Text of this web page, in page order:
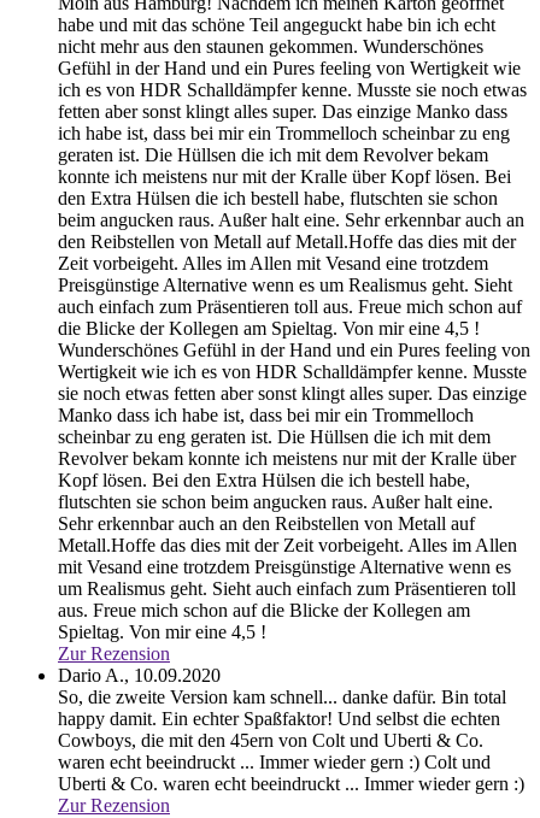
habe und mit das schöne Teil angeguckt habe bin ich echt
nicht mehr aus den staunen gekommen. Wunderschönes
Gefühl in der Hand und ein Pures feeling von Wertigkeit wie
ich es von HDR Schalldämpfer kenne. Musste sie noch etwas
fetten aber sonst klingt alles super. Das einzige Manko dass
ich habe ist, dass bei mir ein Trommelloch scheinbar zu eng
geraten ist. Die Hüllsen die ich mit dem Revolver bekam
konnte ich meistens nur mit der Kralle über Kopf lösen. Bei
den Extra Hülsen die ich bestell habe, flutschten sie schon
beim angucken raus. Außer halt eine. Sehr erkennbar auch an
den Reibstellen von Metall auf Metall.Hoffe das dies mit der
Zeit vorbeigeht. Alles im Allen mit Vesand eine trotzdem
Preisgünstige Alternative wenn es um Realismus geht. Sieht
auch einfach zum Präsentieren toll aus. Freue mich schon auf
die Blicke der Kollegen am Spieltag. Von mir eine 4,5 !
Wunderschönes Gefühl in der Hand und ein Pures feeling von
Wertigkeit wie ich es von HDR Schalldämpfer kenne. Musste
sie noch etwas fetten aber sonst klingt alles super. Das einzige
Manko dass ich habe ist, dass bei mir ein Trommelloch
scheinbar zu eng geraten ist. Die Hüllsen die ich mit dem
Revolver bekam konnte ich meistens nur mit der Kralle über
Kopf lösen. Bei den Extra Hülsen die ich bestell habe,
flutschten sie schon beim angucken raus. Außer halt eine.
Sehr erkennbar auch an den Reibstellen von Metall auf
Metall.Hoffe das dies mit der Zeit vorbeigeht. Alles im Allen
mit Vesand eine trotzdem Preisgünstige Alternative wenn es
um Realismus geht. Sieht auch einfach zum Präsentieren toll
aus. Freue mich schon auf die Blicke der Kollegen am
Spieltag. Von mir eine 4,5 !
Zur Rezension
Dario A., 10.09.2020
So, die zweite Version kam schnell... danke dafür. Bin total
happy damit. Ein echter Spaßfaktor! Und selbst die echten
Cowboys, die mit den 45ern von Colt und Uberti & Co.
waren echt beeindruckt ... Immer wieder gern :) Colt und
Uberti & Co. waren echt beeindruckt ... Immer wieder gern :)
Zur Rezension